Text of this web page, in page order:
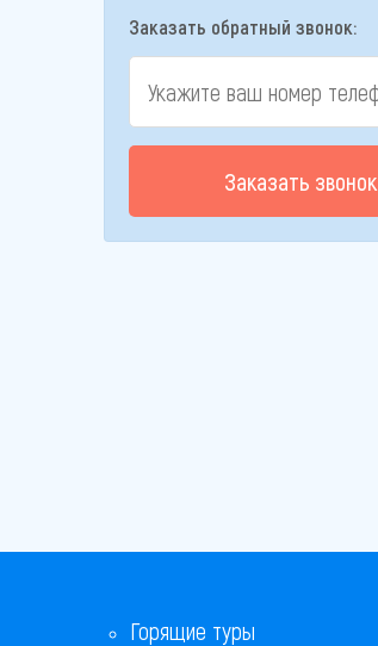
Заказать обратный звонок:
Заказать звонок
Горящие туры